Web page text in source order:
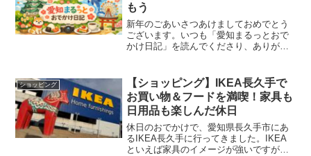
もう
新年のごあいさつあけましておめでとう
ございます。いつも「愛知まるっとおで
かけ日記」を読んでくださり、ありがと
るみなさんのおかげです。このブログに
ついて「愛知まるっとおで...
ショッピング
【ショッピング】IKEA長久手で
お買い物＆フードを満喫！家具も
日用品も楽しんだ休日
休日のおでかけで、愛知県長久手市にあ
るIKEA長久手に行ってきました。IKEA
といえば家具のイメージが強いですが、